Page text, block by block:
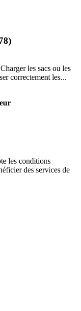
les sacs ou les
correctement les...
les conditions
des services de